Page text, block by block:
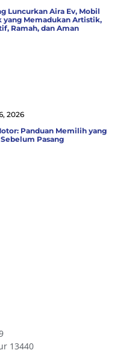
Luncurkan Aira Ev, Mobil
yang Memadukan Artistik,
Ramah, dan Aman
Panduan Memilih yang
Pasang
2026
13440